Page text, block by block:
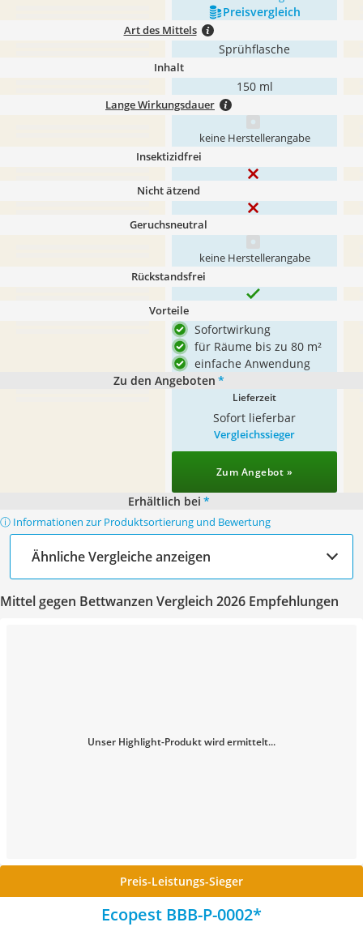
Preis­vergleich
Art des Mittels
Sprühflasche
Inhalt
150 ml
Lange Wirkungsdauer
keine Herstellerangabe
Insektizidfrei
Nicht ätzend
Geruchsneutral
keine Herstellerangabe
Rückstandsfrei
Vorteile
Sofortwirkung
für Räume bis zu 80 m²
einfache Anwendung
Zu den Angeboten *
Lieferzeit
Sofort lieferbar
Vergleichssieger
Zum Angebot »
Erhältlich bei *
ⓘ Informationen zur Produktsortierung und Bewertung
Ähnliche Vergleiche anzeigen
Mittel gegen Bettwanzen Vergleich 2026 Empfehlungen
Unser Highlight-Produkt wird ermittelt...
Preis-Leistungs-Sieger
Ecopest BBB-P-0002